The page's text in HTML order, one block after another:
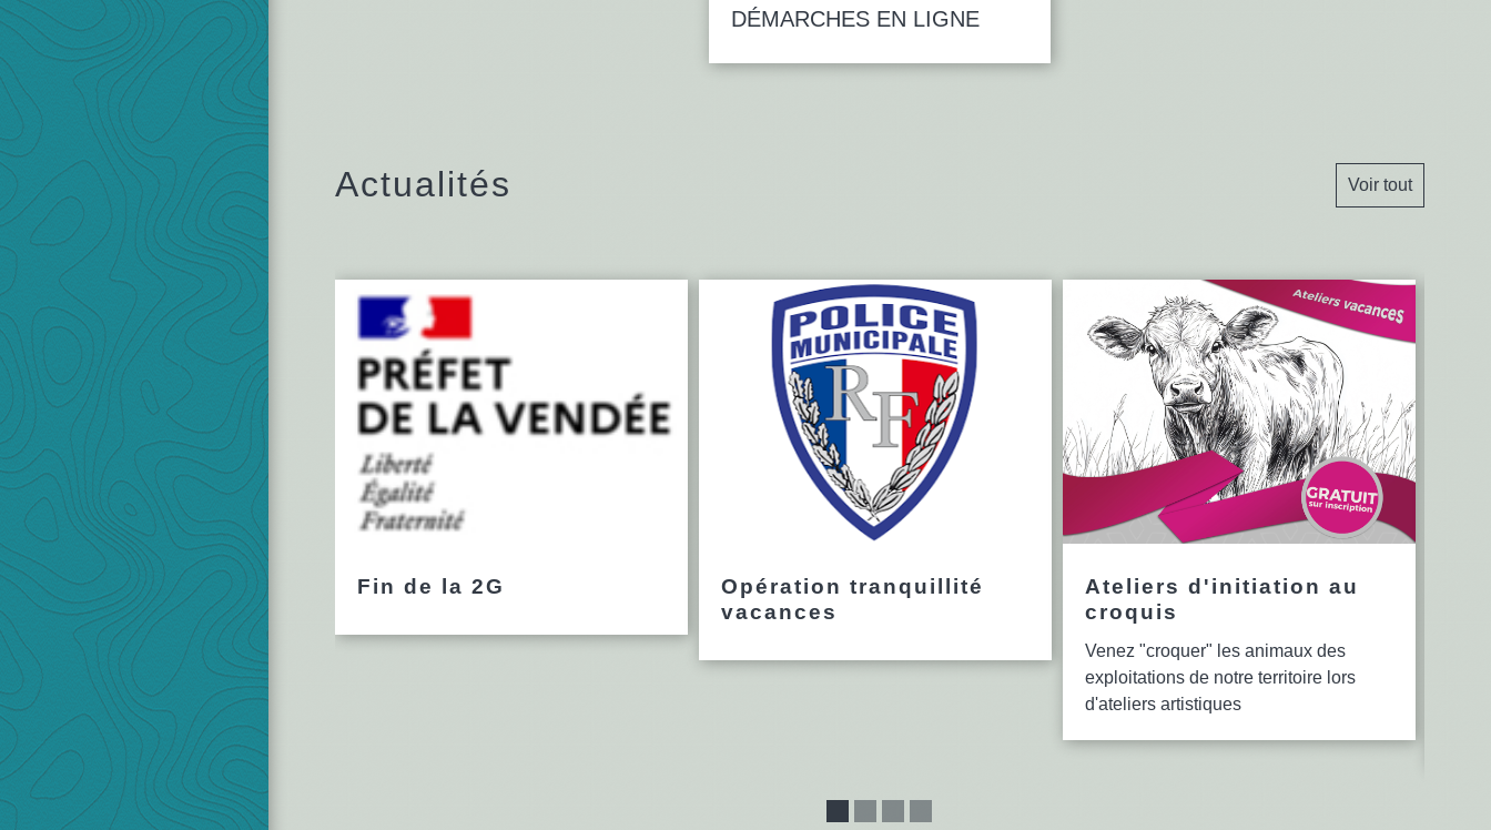
DÉMARCHES EN LIGNE
Actualités Voir tout
Fin de la 2G
Opération tranquillité
vacances
Ateliers d'initiation au
croquis
Venez "croquer" les animaux des
exploitations de notre territoire lors
d'ateliers artistiques